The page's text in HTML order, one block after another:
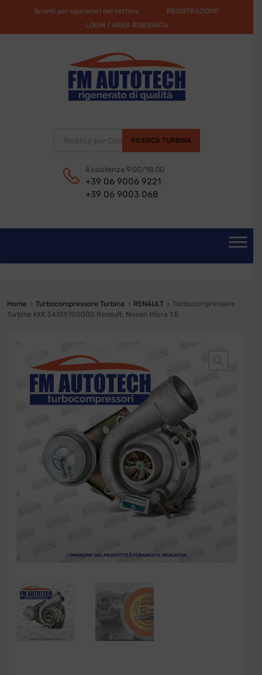
Sconti per operatori del settore
REGISTRAZIONE
LOGIN / AREA RISERVATA
RICERCA TURBINA
Assistenza 9.00/18.00
+39 06 9006 9221
+39 06 9003 068
Home Turbocompressore Turbina RENAULT
Turbocompressore
Turbina KKK 54359700000 Renault, Nissan Micra 1.5